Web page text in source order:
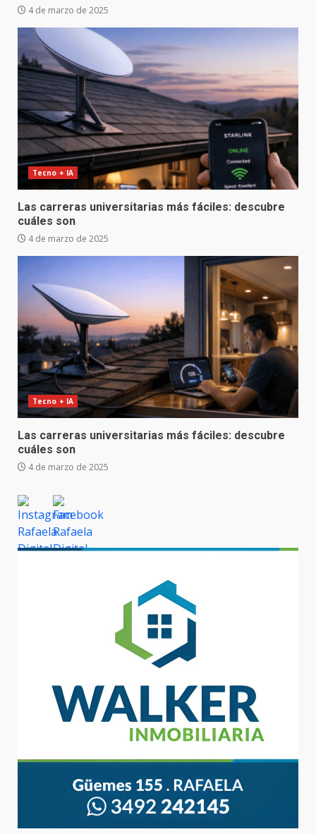
4 de marzo de 2025
Tecno + IA
Las carreras universitarias más fáciles: descubre
cuáles son
4 de marzo de 2025
Tecno + IA
Las carreras universitarias más fáciles: descubre
cuáles son
4 de marzo de 2025